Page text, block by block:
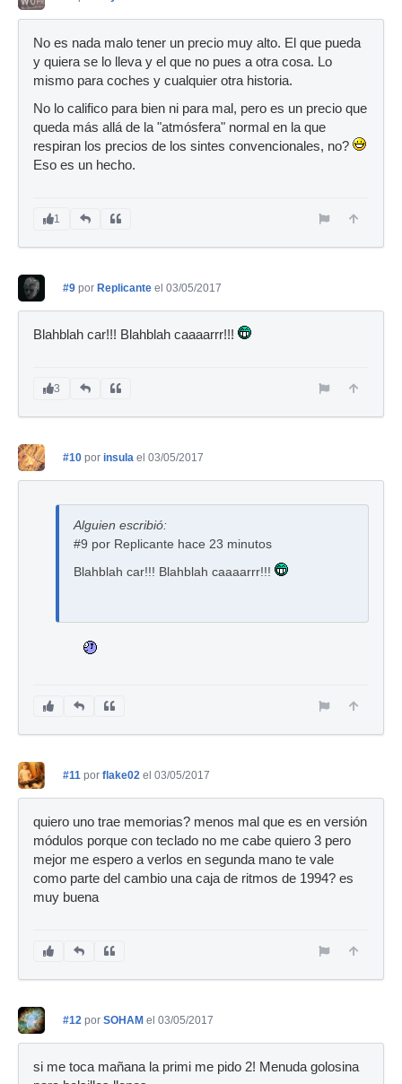
No es nada malo tener un precio muy alto. El que pueda
y quiera se lo lleva y el que no pues a otra cosa. Lo
mismo para coches y cualquier otra historia.
No lo califico para bien ni para mal, pero es un precio que
queda más allá de la "atmósfera" normal en la que
respiran los precios de los sintes convencionales, no?
Eso es un hecho.
1
#9 por Replicante el 03/05/2017
Blahblah car!!! Blahblah caaaarrr!!!
3
#10 por insula el 03/05/2017
Alguien escribió:
#9 por Replicante hace 23 minutos
Blahblah car!!! Blahblah caaaarrr!!!
#11 por flake02 el 03/05/2017
quiero uno trae memorias? menos mal que es en versión
módulos porque con teclado no me cabe quiero 3 pero
mejor me espero a verlos en segunda mano te vale
como parte del cambio una caja de ritmos de 1994? es
muy buena
#12 por SOHAM el 03/05/2017
si me toca mañana la primi me pido 2! Menuda golosina